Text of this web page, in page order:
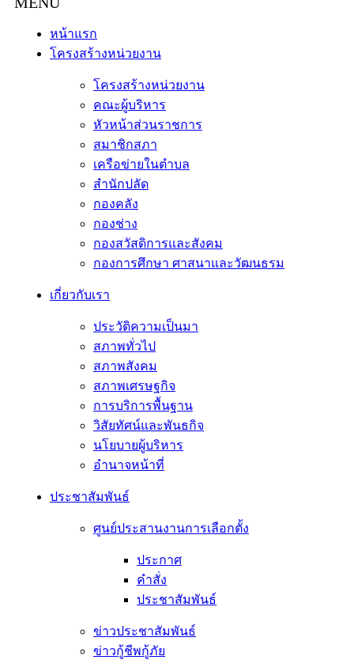
หน้าแรก
โครงสร้างหน่วยงาน
โครงสร้างหน่วยงาน
คณะผู้บริหาร
หัวหน้าส่วนราชการ
สมาชิกสภา
เครือข่ายในตำบล
สำนักปลัด
กองคลัง
กองช่าง
กองสวัสดิการและสังคม
กองการศึกษา ศาสนาและวัฒนธรม
เกี่ยวกับเรา
ประวัติความเป็นมา
สภาพทั่วไป
สภาพสังคม
สภาพเศรษฐกิจ
การบริการพื้นฐาน
วิสัยทัศน์และพันธกิจ
นโยบายผู้บริหาร
อํานาจหน้าที่
ประชาสัมพันธ์
ศูนย์ประสานงานการเลือกตั้ง
ประกาศ
คำสั่ง
ประชาสัมพันธ์
ข่าวประชาสัมพันธ์
ข่าวกู้ชีพกู้ภัย